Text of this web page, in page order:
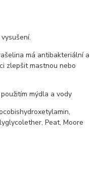
má antibakteriální a
zlepšit mastnou nebo
mýdla a vody
Peat, Moore